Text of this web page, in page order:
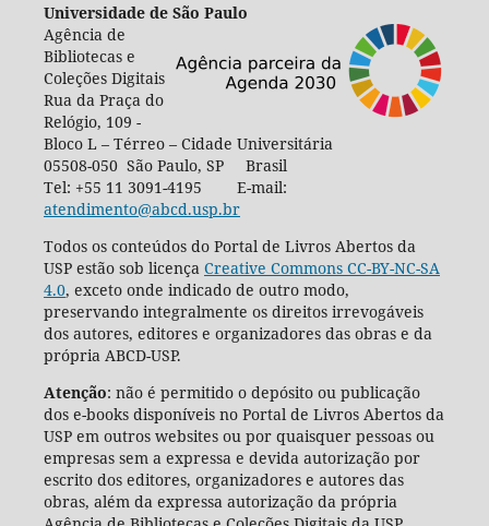
Universidade de São Paulo
Agência de
Bibliotecas e
Coleções Digitais
Rua da Praça do
Relógio, 109 -
Bloco L – Térreo – Cidade Universitária
05508-050 São Paulo, SP Brasil
Tel: +55 11 3091-4195 E-mail:
atendimento@abcd.usp.br
Todos os conteúdos do Portal de Livros Abertos da
USP estão sob licença Creative Commons CC-BY-NC-SA
4.0, exceto onde indicado de outro modo,
preservando integralmente os direitos irrevogáveis
dos autores, editores e organizadores das obras e da
própria ABCD-USP.
Atenção: não é permitido o depósito ou publicação
dos e-books disponíveis no Portal de Livros Abertos da
USP em outros websites ou por quaisquer pessoas ou
empresas sem a expressa e devida autorização por
escrito dos editores, organizadores e autores das
obras, além da expressa autorização da própria